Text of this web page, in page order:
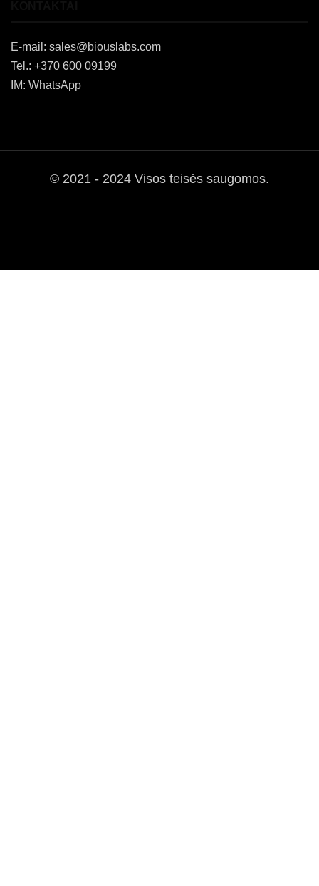
E-mail: sales@biouslabs.com
Tel.: +370 600 09199
IM: WhatsApp
© 2021 - 2024 Visos teisės saugomos.